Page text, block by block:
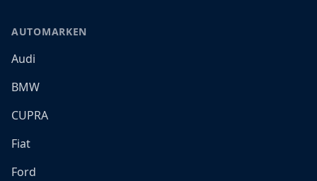
AUTOMARKEN
Audi
BMW
CUPRA
Fiat
Ford